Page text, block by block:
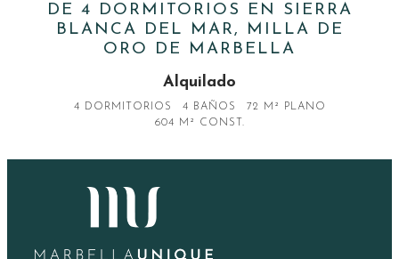
DE 4 DORMITORIOS EN SIERRA
BLANCA DEL MAR, MILLA DE
ORO DE MARBELLA
Alquilado
4 DORMITORIOS 4 BAÑOS
72 M² PLANO
604 M² CONST.